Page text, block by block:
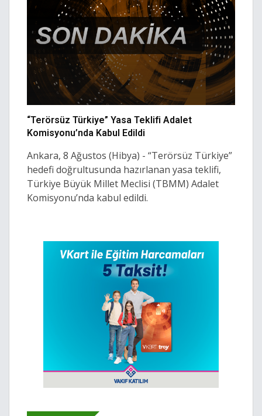
“Terörsüz Türkiye” Yasa Teklifi Adalet
Komisyonu’nda Kabul Edildi
Ankara, 8 Ağustos (Hibya) - “Terörsüz Türkiye”
hedefi doğrultusunda hazırlanan yasa teklifi,
Türkiye Büyük Millet Meclisi (TBMM) Adalet
Komisyonu’nda kabul edildi.